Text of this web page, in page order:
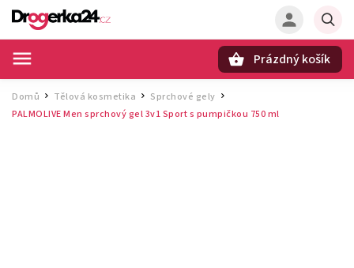
Prázdný košík
Domů / Tělová kosmetika / Sprchové gely
PALMOLIVE Men sprchový gel 3v1 Sport s pumpičkou 750 ml